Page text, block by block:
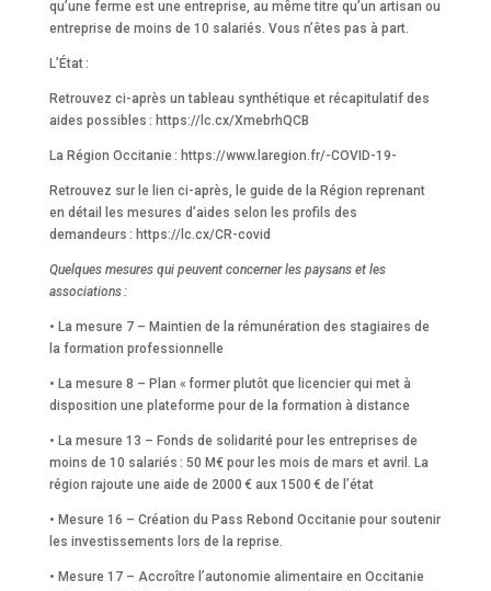
qu’une ferme est une entreprise, au même titre qu’un artisan ou
entreprise de moins de 10 salariés. Vous n’êtes pas à part.
L’État :
Retrouvez ci-après un tableau synthétiqueet récapitulatif des
aides possibles : https://lc.cx/XmebrhQCB
La Région Occitanie : https://www.laregion.fr/-COVID-19-
Retrouvez sur le lien ci-après, le guidede la Région reprenant
en détail les mesures d’aides selon les profils des
demandeurs : https://lc.cx/CR-covid
Quelques mesures qui peuvent concerner les paysans et les
associations :
• La mesure 7 – Maintien de la rémunération des stagiaires de
la formation professionnelle
• La mesure 8 – Plan « former plutôt que licencier qui met à
disposition une plateforme pour de la formation à distance
• La mesure 13 – Fonds de solidarité pour les entreprises de
moins de 10 salariés : 50 M€ pour les mois de mars et avril. La
région rajoute une aide de 2000 € aux 1500 € de l’état
• Mesure 16 – Création du Pass Rebond Occitanie pour soutenir
les investissements lors de la reprise.
• Mesure 17 – Accroître l’autonomie alimentaire en Occitanie